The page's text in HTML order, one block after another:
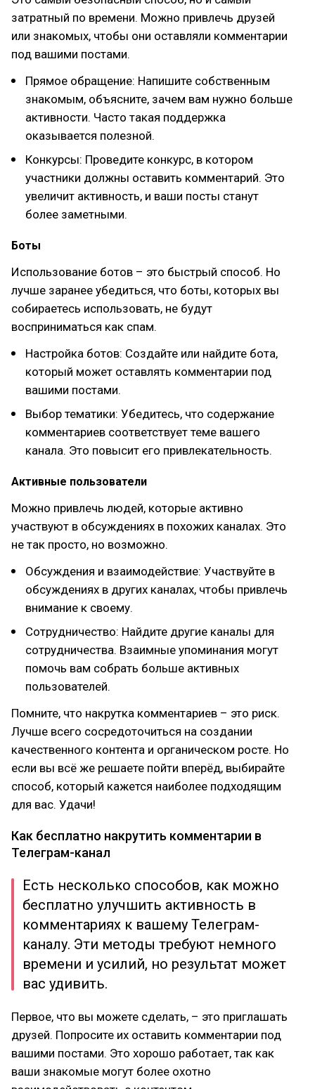
затратный по времени. Можно привлечь друзей
или знакомых, чтобы они оставляли комментарии
под вашими постами.
Прямое обращение: Напишите собственным
знакомым, объясните, зачем вам нужно больше
активности. Часто такая поддержка
оказывается полезной.
Конкурсы: Проведите конкурс, в котором
участники должны оставить комментарий. Это
увеличит активность, и ваши посты станут
более заметными.
Боты
Использование ботов – это быстрый способ. Но
лучше заранее убедиться, что боты, которых вы
собираетесь использовать, не будут
восприниматься как спам.
Настройка ботов: Создайте или найдите бота,
который может оставлять комментарии под
вашими постами.
Выбор тематики: Убедитесь, что содержание
комментариев соответствует теме вашего
канала. Это повысит его привлекательность.
Активные пользователи
Можно привлечь людей, которые активно
участвуют в обсуждениях в похожих каналах. Это
не так просто, но возможно.
Обсуждения и взаимодействие: Участвуйте в
обсуждениях в других каналах, чтобы привлечь
внимание к своему.
Сотрудничество: Найдите другие каналы для
сотрудничества. Взаимные упоминания могут
помочь вам собрать больше активных
пользователей.
Помните, что накрутка комментариев – это риск.
Лучше всего сосредоточиться на создании
качественного контента и органическом росте. Но
если вы всё же решаете пойти вперёд, выбирайте
способ, который кажется наиболее подходящим
для вас. Удачи!
Как бесплатно накрутить комментарии в
Телеграм-канал
Есть несколько способов, как можно
бесплатно улучшить активность в
комментариях к вашему Телеграм-
каналу. Эти методы требуют немного
времени и усилий, но результат может
вас удивить.
Первое, что вы можете сделать, – это приглашать
друзей. Попросите их оставить комментарии под
вашими постами. Это хорошо работает, так как
ваши знакомые могут более охотно